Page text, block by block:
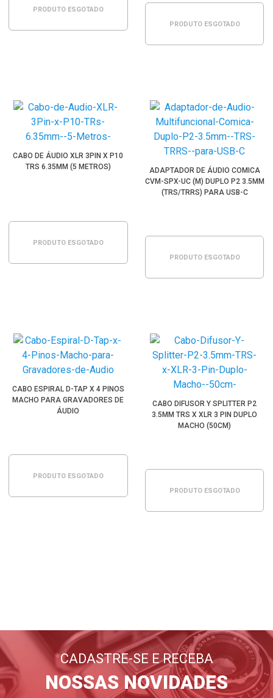
PRODUTO ESGOTADO
PRODUTO ESGOTADO
CABO DE ÁUDIO XLR 3PIN X P10
TRS 6.35MM (5 METROS)
PRODUTO ESGOTADO
ADAPTADOR DE ÁUDIO COMICA
CVM-SPX-UC (M) DUPLO P2 3.5MM
(TRS/TRRS) PARA USB-C
PRODUTO ESGOTADO
CABO ESPIRAL D-TAP X 4 PINOS
MACHO PARA GRAVADORES DE
ÁUDIO
PRODUTO ESGOTADO
CABO DIFUSOR Y SPLITTER P2
3.5MM TRS X XLR 3 PIN DUPLO
MACHO (50CM)
PRODUTO ESGOTADO
E tudo sobre fotografia
FIQUE POR DENTRO
CADASTRE-SE E RECEBA
NOSSAS NOVIDADES